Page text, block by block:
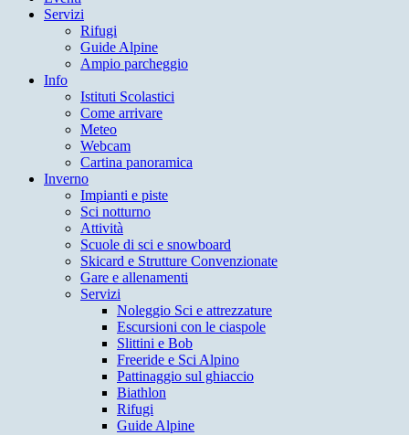
Servizi
Rifugi
Guide Alpine
Ampio parcheggio
Info
Istituti Scolastici
Come arrivare
Meteo
Webcam
Cartina panoramica
Inverno
Impianti e piste
Sci notturno
Attività
Scuole di sci e snowboard
Skicard e Strutture Convenzionate
Gare e allenamenti
Servizi
Noleggio Sci e attrezzature
Escursioni con le ciaspole
Slittini e Bob
Freeride e Sci Alpino
Pattinaggio sul ghiaccio
Biathlon
Rifugi
Guide Alpine